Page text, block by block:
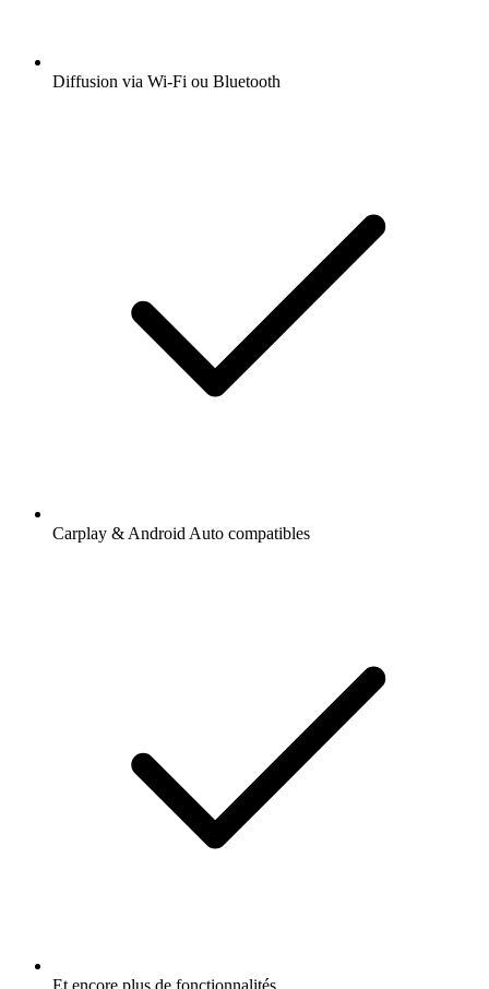
Diffusion via Wi-Fi ou Bluetooth
Carplay & Android Auto compatibles
Et encore plus de fonctionnalités